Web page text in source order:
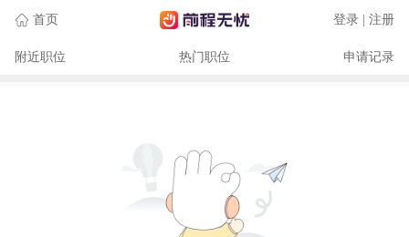
首页 登录 | 注册
附近职位 热门职位 申请记录